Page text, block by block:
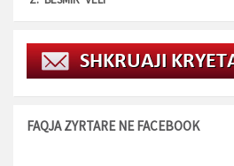
FAQJA ZYRTARE NE FACEBOOK